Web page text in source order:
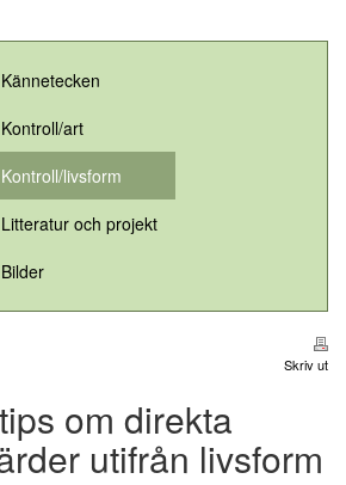
Kännetecken
Kontroll/art
Kontroll/livsform
Litteratur och projekt
Bilder
Skriv ut
om direkta
utifrån livsform